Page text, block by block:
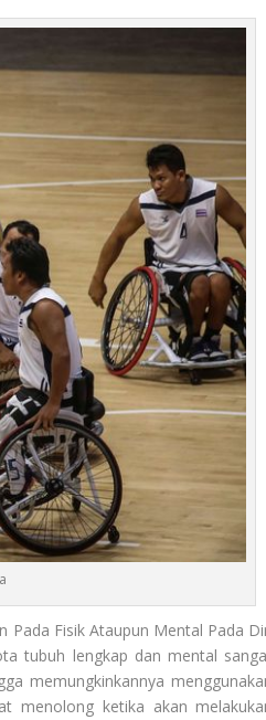
Pada Fisik Ataupun Mental Pada
tubuh lengkap dan mental
memungkinkannya
menolong ketika akan